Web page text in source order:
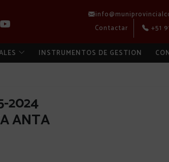
Contactar
+51
INSTRUMENTOS DE GESTION
2024
ANTA